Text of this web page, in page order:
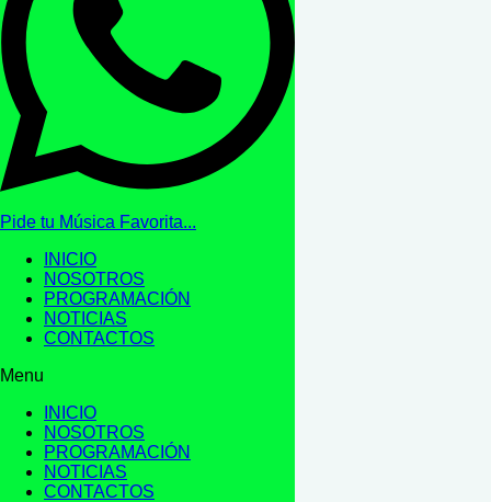
Pide tu Música Favorita...
INICIO
NOSOTROS
PROGRAMACIÓN
NOTICIAS
CONTACTOS
Menu
INICIO
NOSOTROS
PROGRAMACIÓN
NOTICIAS
CONTACTOS